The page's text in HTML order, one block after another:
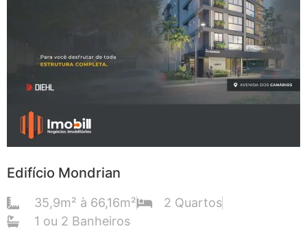
Edifício Mondrian
35,9m² à 66,16m²
2 Quartos
1 ou 2 Banheiros